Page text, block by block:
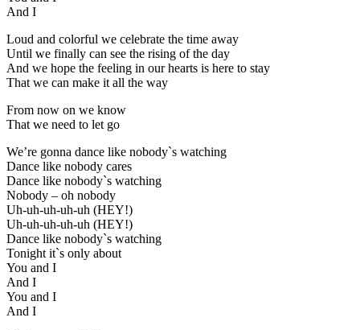
And I
Loud and colorful we celebrate the time away
Until we finally can see the rising of the day
And we hope the feeling in our hearts is here to stay
That we can make it all the way
From now on we know
That we need to let go
We’re gonna dance like nobody`s watching
Dance like nobody cares
Dance like nobody`s watching
Nobody – oh nobody
Uh-uh-uh-uh-uh (HEY!)
Uh-uh-uh-uh-uh (HEY!)
Dance like nobody`s watching
Tonight it`s only about
You and I
And I
You and I
And I